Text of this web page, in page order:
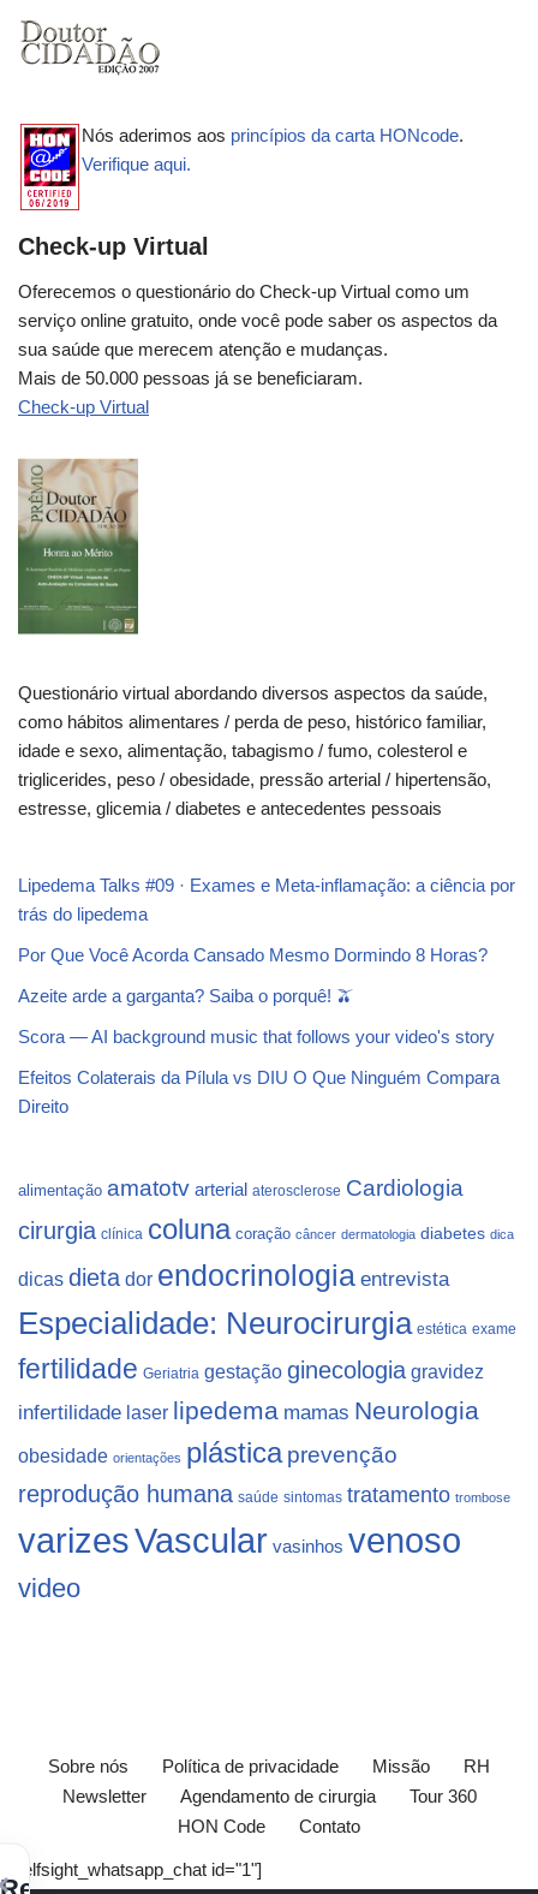
Nós aderimos aos princípios da carta HONcode.
Verifique aqui.
Check-up Virtual
Oferecemos o questionário do Check-up Virtual como um
serviço online gratuito, onde você pode saber os aspectos da
sua saúde que merecem atenção e mudanças.
Mais de 50.000 pessoas já se beneficiaram.
Check-up Virtual
Questionário virtual abordando diversos aspectos da saúde,
como hábitos alimentares / perda de peso, histórico familiar,
idade e sexo, alimentação, tabagismo / fumo, colesterol e
triglicerides, peso / obesidade, pressão arterial / hipertensão,
estresse, glicemia / diabetes e antecedentes pessoais
Lipedema Talks #09 · Exames e Meta-inflamação: a ciência por
trás do lipedema
Por Que Você Acorda Cansado Mesmo Dormindo 8 Horas?
Azeite arde a garganta? Saiba o porquê! 🫒
Scora — AI background music that follows your video's story
Efeitos Colaterais da Pílula vs DIU O Que Ninguém Compara
Direito
alimentação amatotv arterial aterosclerose Cardiologia
cirurgia clínica coluna coração câncer dermatologia diabetes dica
dicas dieta dor endocrinologia entrevista
Especialidade: Neurocirurgia estética exame
fertilidade Geriatria gestação ginecologia gravidez
infertilidade laser lipedema mamas Neurologia
obesidade orientações plástica prevenção
reprodução humana saúde sintomas tratamento trombose
varizesVascular vasinhos venoso
video
Sobre nós Política de privacidade Missão
RH
Newsletter
Agendamento de cirurgia
Tour 360
HON Code
Contato
[elfsight_whatsapp_chat id="1"]